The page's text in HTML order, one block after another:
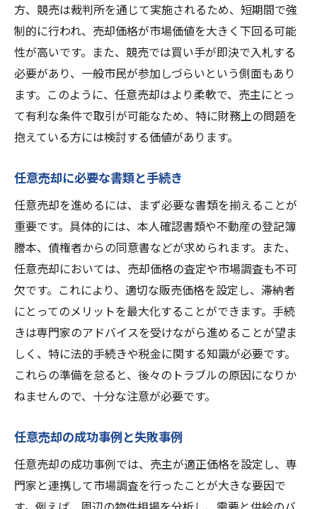
売却価格への影響
売却期間の違い
心理的負担の比較
任意売却を成功させるための不動産売却のポイ
ント
成功する任意売却のコツ
適切な不動産会社の選び方
交渉力を高めるためのポイント
市場分析の重要性
売却後のフォローアップ
不動産売却における任意売却のリスクとその対
策
任意売却のリスクを理解する
リスク軽減のための準備
法的リスクの対策
経済的リスクに備える
任意売却後のリスク管理
任意売却を選ぶ際の不動産売却に関する重要な
注意点
方、競売は裁判所を通じて実施されるため、短期間で強
制的に行われ、売却価格が市場価値を大きく下回る可能
性が高いです。また、競売では買い手が即決で入札する
必要があり、一般市民が参加しづらいという側面もあり
ます。このように、任意売却はより柔軟で、売主にとっ
て有利な条件で取引が可能なため、特に財務上の問題を
抱えている方には検討する価値があります。
任意売却に必要な書類と手続き
任意売却を進めるには、まず必要な書類を揃えることが
重要です。具体的には、本人確認書類や不動産の登記簿
謄本、債権者からの同意書などが求められます。また、
任意売却においては、売却価格の査定や市場調査も不可
欠です。これにより、適切な販売価格を設定し、滞納者
にとってのメリットを最大化することができます。手続
きは専門家のアドバイスを受けながら進めることが望ま
しく、特に法的手続きや税金に関する知識が必要です。
これらの準備を怠ると、後々のトラブルの原因になりか
ねませんので、十分な注意が必要です。
任意売却の成功事例と失敗事例
任意売却の成功事例では、売主が適正価格を設定し、専
門家と連携して市場調査を行ったことが大きな要因で